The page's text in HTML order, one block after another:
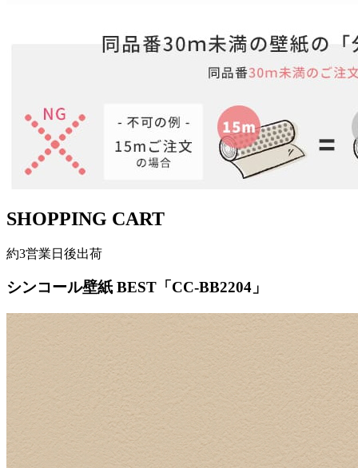
SHOPPING CART
約3営業日後出荷
シンコール壁紙 BEST「CC-BB2204」